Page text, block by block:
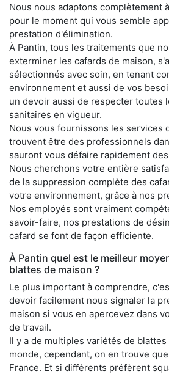
Nous nous adaptons complètement
pour le moment qui vous semble
prestation d'élimination.
À Pantin, tous les traitements que
exterminer les cafards de maison,
sélectionnés avec soin, en tenant
environnement et aussi de vos
un devoir aussi de respecter toutes
sanitaires en vigueur.
Nous vous fournissons les services
trouvent être des professionnels
sauront vous défaire rapidement
Nous cherchons votre entière
de la suppression complète des
votre environnement, grâce à nos
Nos employés sont vraiment
savoir-faire, nos prestations de
cafard se font de façon efficiente.
À Pantin quel est le meilleur
blattes de maison ?
Le plus important à comprendre,
devoir facilement nous signaler la
maison si vous en apercevez dans
de travail.
Il y a de multiples variétés de
monde, cependant, on en trouve
France. Et si différents préfèrent